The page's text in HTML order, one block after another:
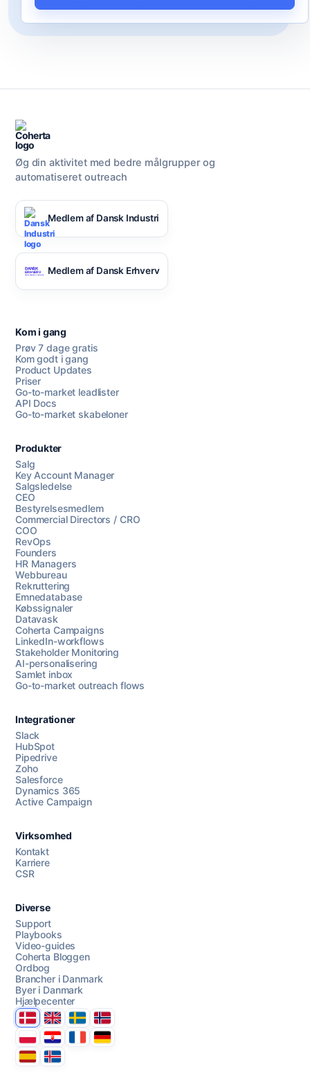
Chat med os
AI Campaign Assist
Øg din aktivitet med bedre målgrupper og
automatiseret outreach
Medlem af Dansk Industri
Medlem af Dansk Erhverv
Kom i gang
Prøv 7 dage gratis
Kom godt i gang
Product Updates
Priser
Go-to-market leadlister
API Docs
Go-to-market skabeloner
Produkter
Salg
Key Account Manager
Salgsledelse
CEO
Bestyrelsesmedlem
Commercial Directors / CRO
COO
RevOps
Founders
HR Managers
Webbureau
Rekruttering
Emnedatabase
Købssignaler
Datavask
Coherta Campaigns
LinkedIn-workflows
Stakeholder Monitoring
AI-personalisering
Samlet inbox
Go-to-market outreach flows
Integrationer
Slack
HubSpot
Pipedrive
Zoho
Salesforce
Dynamics 365
Active Campaign
Virksomhed
Kontakt
Karriere
CSR
Diverse
Support
Playbooks
Video-guides
Coherta Bloggen
Ordbog
Brancher i Danmark
Byer i Danmark
Hjælpecenter
DanmarkUnited Kingdom
SverigeNorge
PolskaHrvatskaFranceDeutschland
EspanaÍsland